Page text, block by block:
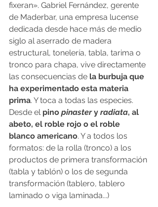
fixeran». Gabriel Fernández, gerente
de Maderbar, una empresa lucense
dedicada desde hace más de medio
siglo al aserrado de madera
estructural, tonelería, tabla, tarima o
tronco para chapa, vive directamente
las consecuencias de la burbuja que
ha experimentado esta materia
prima. Y toca a todas las especies.
Desde el pino pinaster y radiata, al
abeto, el roble rojo o el roble
blanco americano. Y a todos los
formatos: de la rolla (tronco) a los
productos de primera transformación
(tabla y tablón) o los de segunda
transformación (tablero, tablero
laminado o viga laminada...)